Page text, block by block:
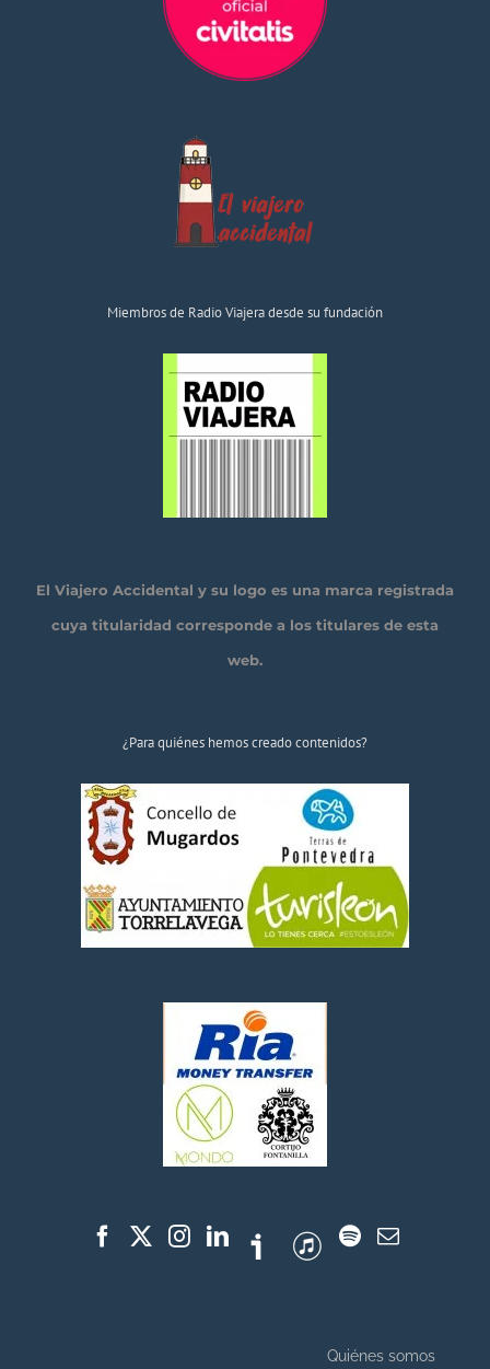
Miembros de Radio Viajera desde su fundación
El Viajero Accidental y su logo es una marca registrada
cuya titularidad corresponde a los titulares de esta
web.
¿Para quiénes hemos creado contenidos?
Quiénes somos